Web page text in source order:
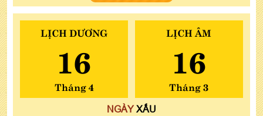
LỊCH DƯƠNG
16
Tháng 4
LỊCH ÂM
16
Tháng 3
NGÀYXẤU